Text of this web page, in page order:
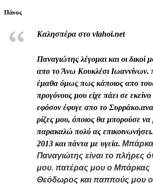
Πάνος
Καλησπέρα στο vlahoi.net
Παναγιώτης λέγομαι και οι δικοί
απο το Άνω Κουκλέσι Ιωαννίνων.
έμαθα όμως πως κάποιος απο
προγόνους μου είχε πάει σε
εφόσον έφυγε απο το
ρίζες μου, όποιος θα μπορούσε να
παρακαλώ πολύ ας
2013 και πάντα με υγεία.
Παναγιώτης είναι το πλήρες
μου. πατέρας μου ο Μπάρκας
Θεόδωρος και παππούς μου ο